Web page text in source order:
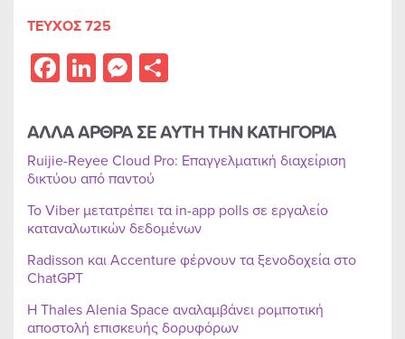
ΤΕΥΧΟΣ 725
Facebook
LinkedIn
Messenger
ΑΛΛΑ ΑΡΘΡΑ ΣΕ ΑΥΤΗ ΤΗΝ ΚΑΤΗΓΟΡΙΑ
Ruijie-Reyee Cloud Pro: Επαγγελματική διαχείριση
δικτύου από παντού
Το Viber μετατρέπει τα in-app polls σε εργαλείο
καταναλωτικών δεδομένων
Radisson και Accenture φέρνουν τα ξενοδοχεία στο
ChatGPT
Η Thales Alenia Space αναλαμβάνει ρομποτική
αποστολή επισκευής δορυφόρων